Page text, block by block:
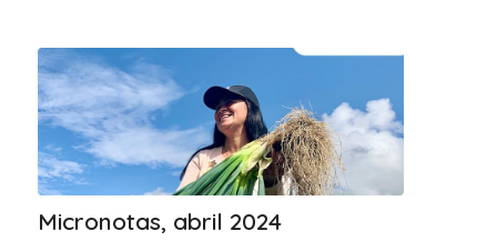
Micronotas, abril 2024